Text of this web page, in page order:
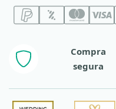
Compra
segura